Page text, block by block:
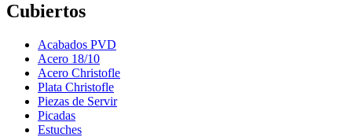
Cubiertos
Acabados PVD
Acero 18/10
Acero Christofle
Plata Christofle
Piezas de Servir
Picadas
Estuches